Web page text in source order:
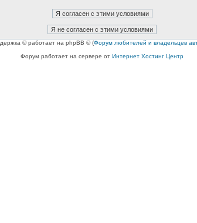
© работает на phpBB © (Форум любителей и владельцев
Форум работает на сервере от Интернет Хостинг Центр